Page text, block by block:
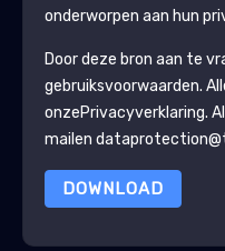
onderworpen aan hun
Door deze bron aan te
gebruiksvoorwaarden.
onzePrivacyverklaring.
mailen
DOWNLOAD